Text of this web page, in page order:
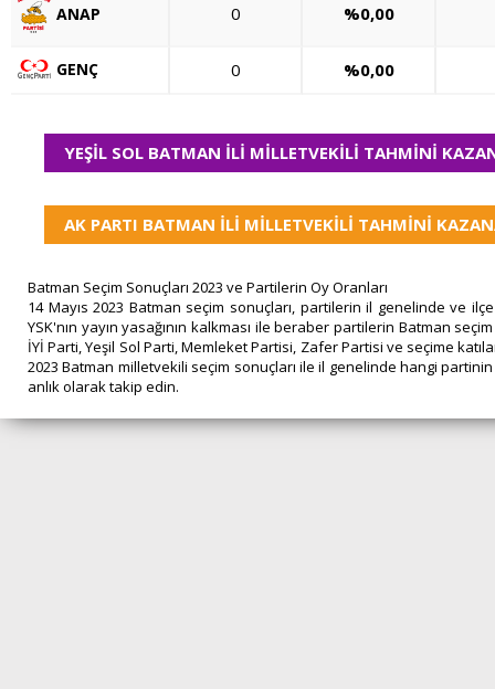
ANAP 0 %0,00
GENÇ 0 %0,00
YEŞİL SOL BATMAN İLİ MİLLETVEKİLİ TAHMİNİ
AK PARTI BATMAN İLİ MİLLETVEKİLİ TAHMİNİ
Batman Seçim Sonuçları 2023 ve Partilerin Oy Oranları
14 Mayıs 2023 Batman seçim sonuçları, partilerin il genelinde ve
YSK'nın yayın yasağının kalkması ile beraber partilerin Batman
İYİ Parti, Yeşil Sol Parti, Memleket Partisi, Zafer Partisi ve seçime
2023 Batman milletvekili seçim sonuçları ile il genelinde hangi
anlık olarak takip edin.